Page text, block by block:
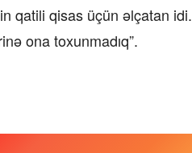
qatili qisas üçün əlçatan idi.
ona toxunmadıq”.